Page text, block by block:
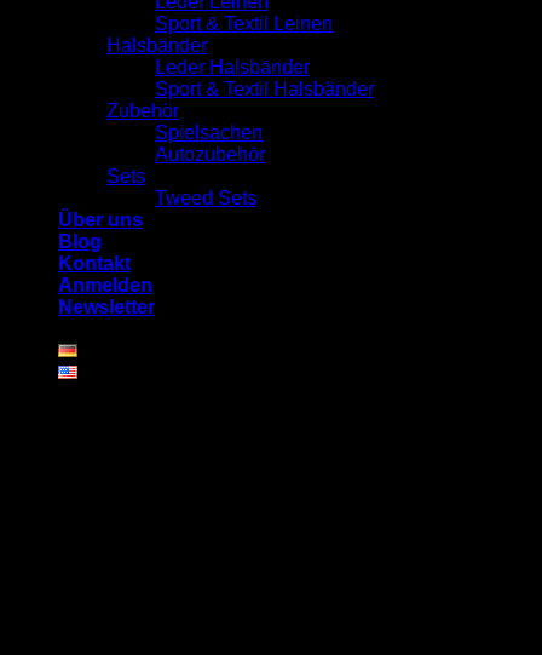
Sport & Textil Leinen
Halsbänder
Leder Halsbänder
Sport & Textil Halsbänder
Zubehör
Spielsachen
Autozubehör
Sets
Tweed Sets
Über uns
Blog
Kontakt
Anmelden
Newsletter